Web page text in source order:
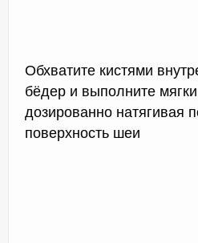
Обхватите кистями
бёдер и выполните
дозированно натягивая
поверхность шеи